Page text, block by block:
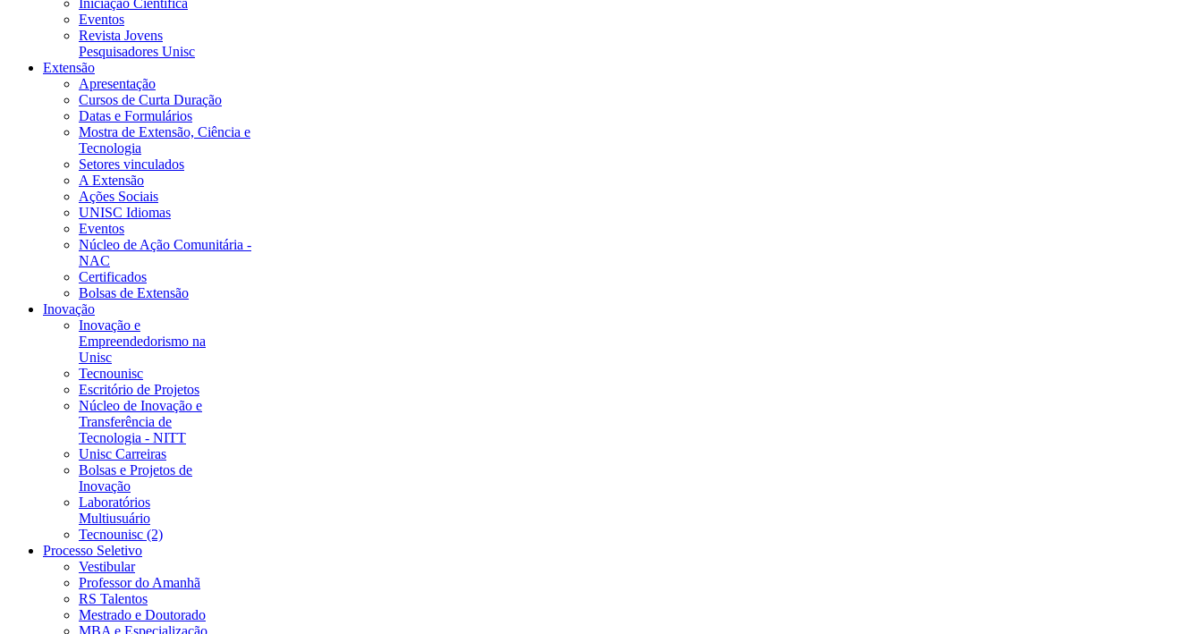
Iniciação Científica
Eventos
Revista Jovens
Pesquisadores Unisc
Extensão
Apresentação
Cursos de Curta Duração
Datas e Formulários
Mostra de Extensão, Ciência e
Tecnologia
Setores vinculados
A Extensão
Ações Sociais
UNISC Idiomas
Eventos
Núcleo de Ação Comunitária -
NAC
Certificados
Bolsas de Extensão
Inovação
Inovação e
Empreendedorismo na
Unisc
Tecnounisc
Escritório de Projetos
Núcleo de Inovação e
Transferência de
Tecnologia - NITT
Unisc Carreiras
Bolsas e Projetos de
Inovação
Laboratórios
Multiusuário
Tecnounisc (2)
Processo Seletivo
Vestibular
Professor do Amanhã
RS Talentos
Mestrado e Doutorado
MBA e Especialização